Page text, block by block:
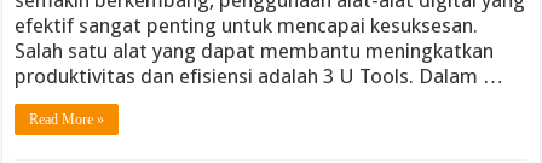
efektif sangat penting untuk mencapai kesuksesan.
Salah satu alat yang dapat membantu meningkatkan
produktivitas dan efisiensi adalah 3 U Tools. Dalam …
Read More »